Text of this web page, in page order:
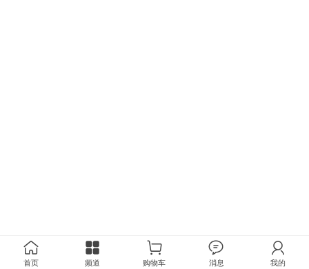
首页 频道 购物车 消息 我的